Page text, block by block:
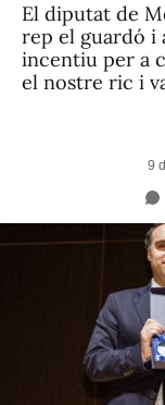
El diputat de
rep el guardó i
incentiu per a
el nostre ric i
9